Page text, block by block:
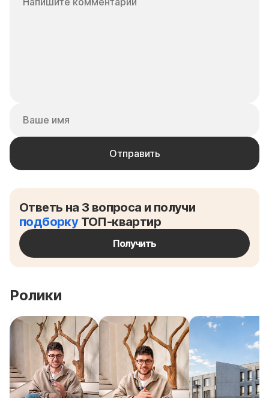
Ответь на 3 вопроса и получи
подборкуТОП-квартир
Получить
Ролики